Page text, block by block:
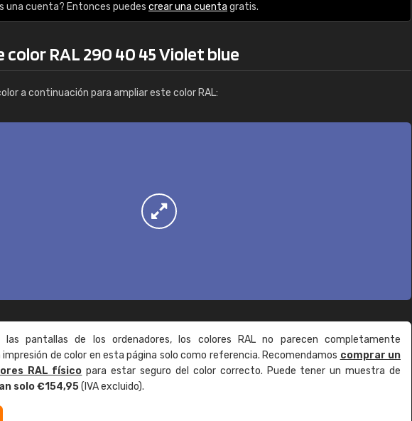
una cuenta? Entonces puedes crear una cuenta gratis.
color RAL 290 40 45 Violet blue
a continuación para ampliar este color RAL:
las pantallas de los ordenadores, los colores RAL no parecen completamente
de color en esta página solo como referencia. Recomendamos comprar un
RAL físico para estar seguro del color correcto. Puede tener un muestra de
solo €154,95(IVA excluido).
Enrique